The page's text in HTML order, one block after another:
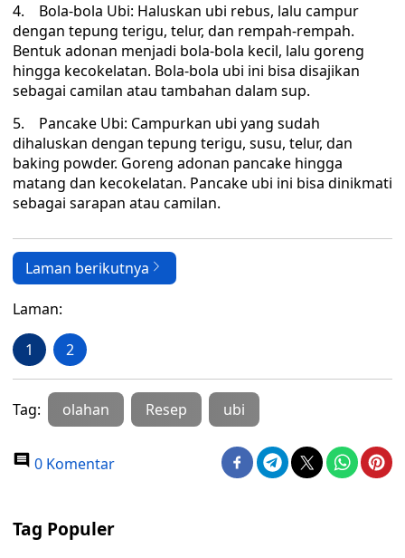
4. Bola-bola Ubi: Haluskan ubi rebus, lalu campur
dengan tepung terigu, telur, dan rempah-rempah.
Bentuk adonan menjadi bola-bola kecil, lalu goreng
hingga kecokelatan. Bola-bola ubi ini bisa disajikan
sebagai camilan atau tambahan dalam sup.
5. Pancake Ubi: Campurkan ubi yang sudah
dihaluskan dengan tepung terigu, susu, telur, dan
baking powder. Goreng adonan pancake hingga
matang dan kecokelatan. Pancake ubi ini bisa dinikmati
sebagai sarapan atau camilan.
Laman berikutnya
Laman:
1 2
Tag: olahan Resep ubi
0 Komentar
Tag Populer